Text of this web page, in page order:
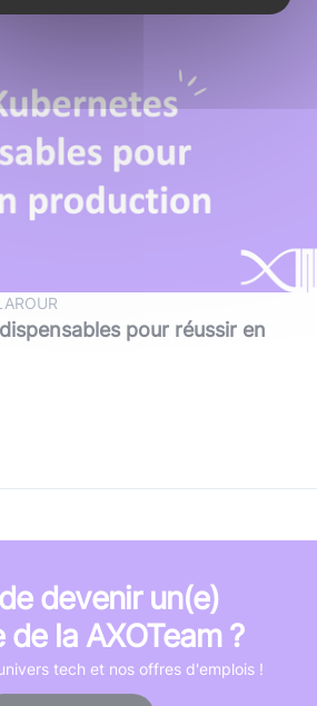
pour réussir en
devenir un(e)
de la AXOTeam ?
tech et nos offres d'emplois !